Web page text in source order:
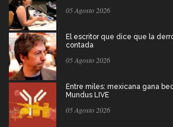
05 Agosto 2026
El escritor que dice que la
contada
05 Agosto 2026
Entre miles: mexicana gana
Mundus LIVE
05 Agosto 2026